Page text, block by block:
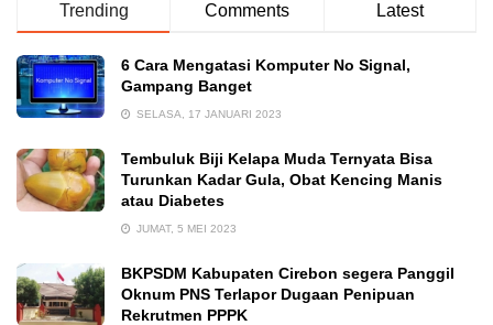
Trending Comments Latest
6 Cara Mengatasi Komputer No Signal,
Gampang Banget
SELASA, 17 JANUARI 2023
Tembuluk Biji Kelapa Muda Ternyata Bisa
Turunkan Kadar Gula, Obat Kencing Manis
atau Diabetes
JUMAT, 5 MEI 2023
BKPSDM Kabupaten Cirebon segera Panggil
Oknum PNS Terlapor Dugaan Penipuan
Rekrutmen PPPK